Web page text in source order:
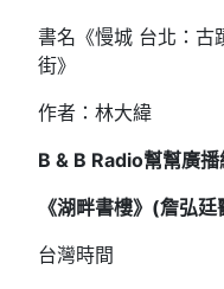
書名《慢城 台北：古
街》
作者：林大緯
B & B Radio幫幫廣播
《湖畔書樓》(詹弘廷
台灣時間